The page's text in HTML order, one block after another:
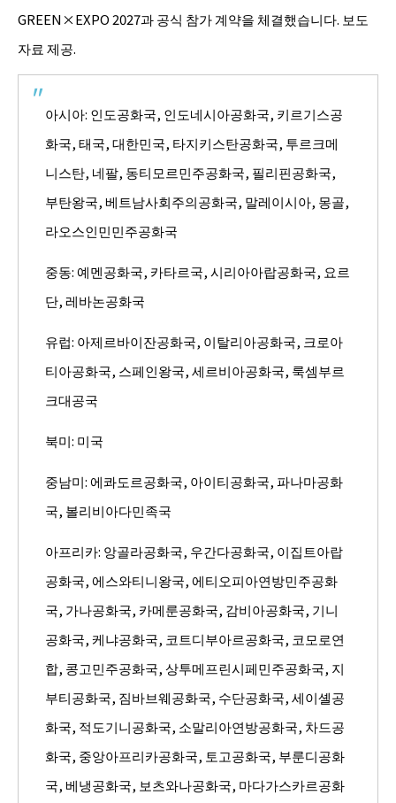
GREEN×EXPO 2027과 공식 참가 계약을 체결했습니다. 보도
자료 제공.
아시아: 인도공화국, 인도네시아공화국, 키르기스공
화국, 태국, 대한민국, 타지키스탄공화국, 투르크메
니스탄, 네팔, 동티모르민주공화국, 필리핀공화국,
부탄왕국, 베트남사회주의공화국, 말레이시아, 몽골,
라오스인민민주공화국
중동: 예멘공화국, 카타르국, 시리아아랍공화국, 요르
단, 레바논공화국
유럽: 아제르바이잔공화국, 이탈리아공화국, 크로아
티아공화국, 스페인왕국, 세르비아공화국, 룩셈부르
크대공국
북미: 미국
중남미: 에콰도르공화국, 아이티공화국, 파나마공화
국, 볼리비아다민족국
아프리카: 앙골라공화국, 우간다공화국, 이집트아랍
공화국, 에스와티니왕국, 에티오피아연방민주공화
국, 가나공화국, 카메룬공화국, 감비아공화국, 기니
공화국, 케냐공화국, 코트디부아르공화국, 코모로연
합, 콩고민주공화국, 상투메프린시페민주공화국, 지
부티공화국, 짐바브웨공화국, 수단공화국, 세이셸공
화국, 적도기니공화국, 소말리아연방공화국, 차드공
화국, 중앙아프리카공화국, 토고공화국, 부룬디공화
국, 베냉공화국, 보츠와나공화국, 마다가스카르공화